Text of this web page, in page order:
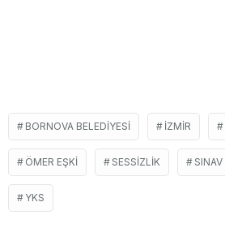
BORNOVA BELEDIYESI IZMIR
ÖMER EŞKI SESSIZLIK SINAV
YKS